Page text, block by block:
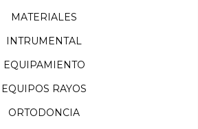
MATERIALES
INTRUMENTAL
EQUIPAMIENTO
EQUIPOS RAYOS
ORTODONCIA